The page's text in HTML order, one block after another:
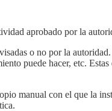
aprobado por la
o no por la
puede hacer, etc.
manual con el que la